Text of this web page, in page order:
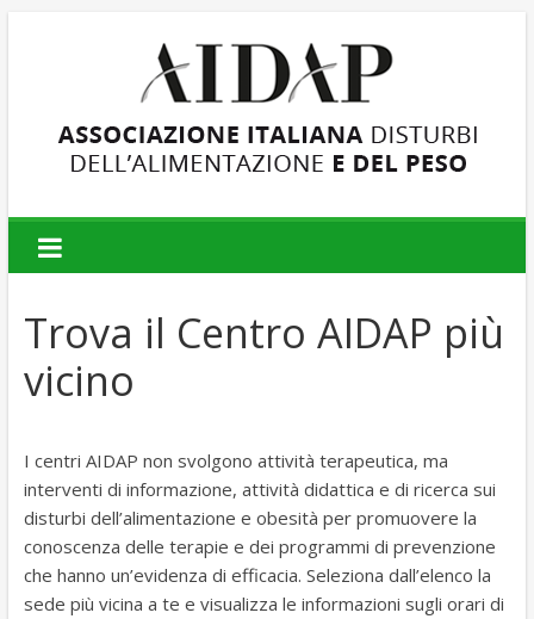
AIDAP
Associazione
Disturbi
e
Trova il Centro AIDAP più
vicino
I centri AIDAP non svolgono attività terapeutica, ma
interventi di informazione, attività didattica e di ricerca sui
disturbi dell’alimentazione e obesità per promuovere la
conoscenza delle terapie e dei programmi di prevenzione
che hanno un’evidenza di efficacia. Seleziona dall’elenco la
sede più vicina a te e visualizza le informazioni sugli orari di